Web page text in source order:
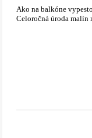
Ako na balkóne
Celoročná úroda malín